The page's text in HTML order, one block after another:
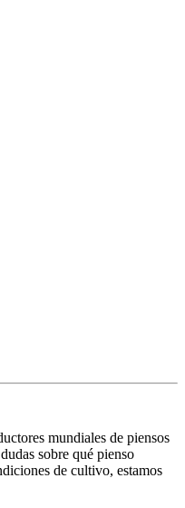
mundiales de piensos
sobre qué pienso
de cultivo, estamos